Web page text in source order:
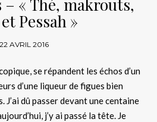
– « Thé, makrouts,
Pessah »
22 AVRIL 2016
se répandent les échos d’un
d’une liqueur de figues bien
J’ai dû passer devant une centaine
j’y ai passé la tête. Je